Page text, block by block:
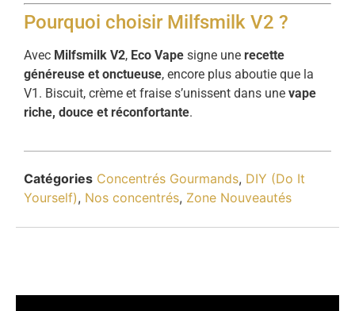
Pourquoi choisir Milfsmilk V2 ?
Avec Milfsmilk V2, Eco Vape signe une recette
généreuse et onctueuse, encore plus aboutie que la
V1. Biscuit, crème et fraise s’unissent dans une vape
riche, douce et réconfortante.
Catégories Concentrés Gourmands, DIY (Do It
Yourself), Nos concentrés, Zone Nouveautés